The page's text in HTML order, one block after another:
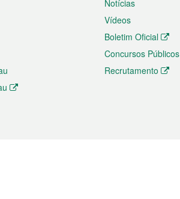
Notícias
Vídeos
Boletim Oficial
Concursos Públicos
Recrutamento